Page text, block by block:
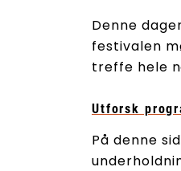
Denne
festivalen
treffe hele
Utforsk
På denne